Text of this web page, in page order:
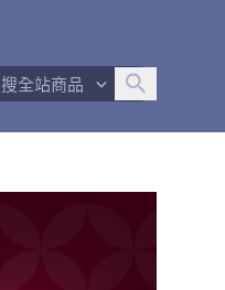
搜全站商品
退換貨須知